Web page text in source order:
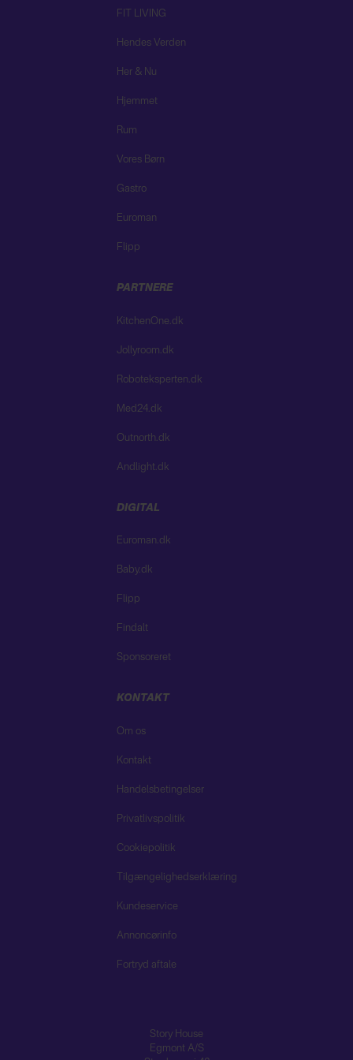
FIT LIVING
Hendes Verden
Her & Nu
Hjemmet
Rum
Vores Børn
Gastro
Euroman
Flipp
PARTNERE
KitchenOne.dk
Jollyroom.dk
Roboteksperten.dk
Med24.dk
Outnorth.dk
Andlight.dk
DIGITAL
Euroman.dk
Baby.dk
Flipp
Findalt
Sponsoreret
KONTAKT
Om os
Kontakt
Handelsbetingelser
Privatlivspolitik
Cookiepolitik
Tilgængelighedserklæring
Kundeservice
Annoncørinfo
Fortryd aftale
Story House
Egmont A/S